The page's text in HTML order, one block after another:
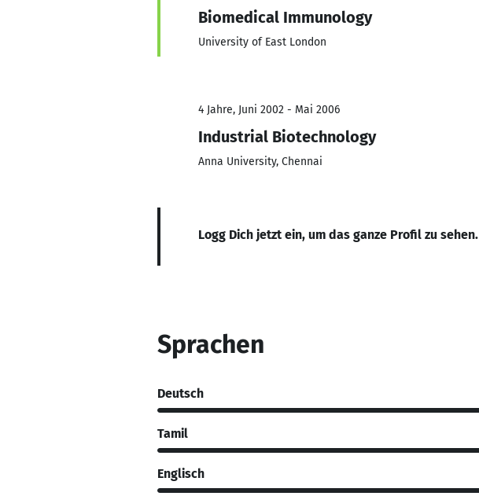
Biomedical Immunology
University of East London
4 Jahre, Juni 2002 - Mai 2006
Industrial Biotechnology
Anna University, Chennai
Logg Dich jetzt ein, um das ganze Profil zu sehen.
Sprachen
Deutsch
Tamil
Englisch